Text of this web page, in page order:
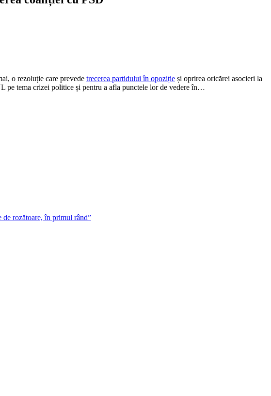
o rezoluție care prevede trecerea partidului în opoziție și oprirea oricărei asocieri la
pe tema crizei politice și pentru a afla punctele lor de vedere în…
rozătoare, în primul rând”